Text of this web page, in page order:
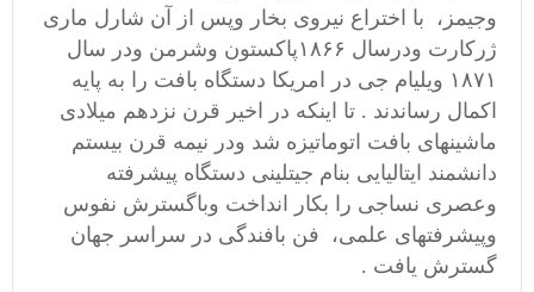
وجیمز، با اختراع نیروی بخار وپس از آن شارل ماری
ژرکارت ودرسال ۱۸۶۶پاکستون وشرمن ودر سال
۱۸۷۱ ویلیام جی در امریکا دستگاه بافت را به پایه
اکمال رساندند . تا اینکه در اخیر قرن نزدهم میلادی
ماشینهای بافت اتوماتیزه شد ودر نیمه قرن بیستم
دانشمند ایتالیایی بنام جیتلینی دستگاه پیشرفته
وعصری نساجی را بکار انداخت وباگسترش نفوس
وپیشرفتهای علمی، فن بافندگی در سراسر جهان
گسترش یافت .